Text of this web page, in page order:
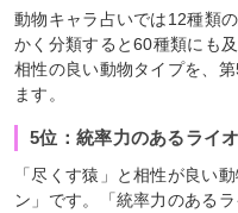
動物キャラ占いでは12種類
かく分類すると60種類にも
相性の良い動物タイプを、
ます。
5位：統率力のあるライ
「尽くす猿」と相性が良い
ン」です。「統率力のある